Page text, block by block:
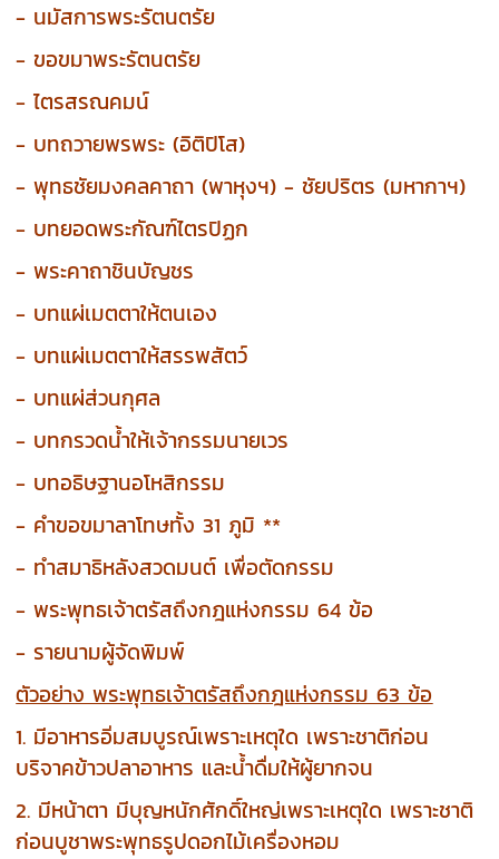
- นมัสการพระรัตนตรัย
- ขอขมาพระรัตนตรัย
- ไตรสรณคมน์
- บทถวายพรพระ (อิติปิโส)
- พุทธชัยมงคลคาถา (พาหุงฯ) - ชัยปริตร (มหากาฯ)
- บทยอดพระกัณฑ์ไตรปิฏก
- พระคาถาชินบัญชร
- บทแผ่เมตตาให้ตนเอง
- บทแผ่เมตตาให้สรรพสัตว์
- บทแผ่ส่วนกุศล
- บทกรวดน้ำให้เจ้ากรรมนายเวร
- บทอธิษฐานอโหสิกรรม
- คำขอขมาลาโทษทั้ง 31 ภูมิ **
- ทำสมาธิหลังสวดมนต์ เพื่อตัดกรรม
- พระพุทธเจ้าตรัสถึงกฎแห่งกรรม 64 ข้อ
- รายนามผู้จัดพิมพ์
ตัวอย่าง พระพุทธเจ้าตรัสถึงกฎแห่งกรรม 63 ข้อ
1. มีอาหารอิ่มสมบูรณ์เพราะเหตุใด เพราะชาติก่อน
บริจาคข้าวปลาอาหาร และน้ำดื่มให้ผู้ยากจน
2. มีหน้าตา มีบุญหนักศักดิ์ใหญ่เพราะเหตุใด เพราะชาติ
ก่อนบูชาพระพุทธรูปดอกไม้เครื่องหอม